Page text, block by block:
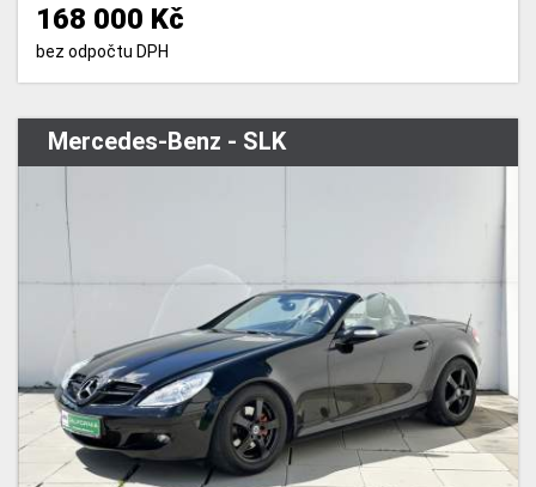
168 000 Kč
bez odpočtu DPH
Mercedes-Benz - SLK